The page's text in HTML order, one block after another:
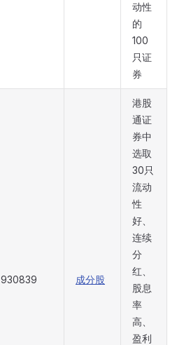
动性
的
100
只证
券
930839 成分股
港股
通证
券中
选取
30只
流动
性
好、
连续
分
红、
股息
率
高、
盈利